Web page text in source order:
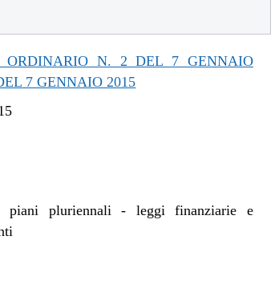
ORDINARIO N. 2 DEL 7 GENNAIO
7 GENNAIO 2015
piani pluriennali - leggi finanziarie e